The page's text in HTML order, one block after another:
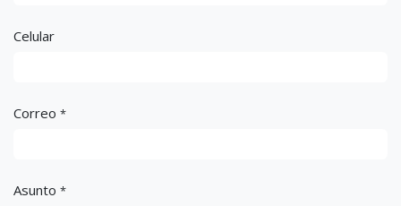
Celular
Correo *
Asunto *